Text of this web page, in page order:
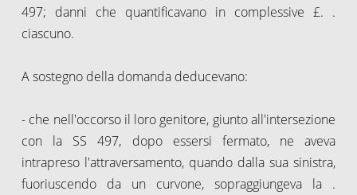
497; danni che quantificavano in complessive £. .
ciascuno.
A sostegno della domanda deducevano:
- che nell'occorso il loro genitore, giunto all'intersezione
con la SS 497, dopo essersi fermato, ne aveva
intrapreso l'attraversamento, quando dalla sua sinistra,
fuoriuscendo da un curvone, sopraggiungeva la .